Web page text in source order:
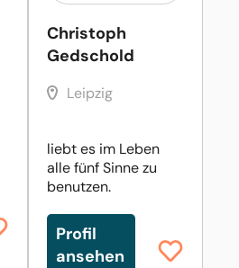
Christoph
Gedschold
Leipzig
liebt es im Leben
alle fünf Sinne zu
benutzen.
Profil
ansehen